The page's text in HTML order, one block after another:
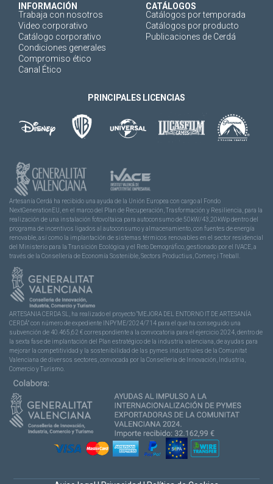
INFORMACIÓN
Trabaja con nosotros
Video corporativo
Catálogo corporativo
Condiciones generales
Compromiso ético
Canal Ético
CATÁLOGOS
Catálogos por temporada
Catálogos por producto
Publicaciones de Cerdá
PRINCIPALES LICENCIAS
Artesanía Cerdá ha recibido una ayuda de la Unión Europea con cargo al Fondo
NextGenerationEU, en el marco del Plan de Recuperación, Trasformación y Resiliencia, para la
realización de una instalación fotovoltaica para autoconsumo de 50kW/43,20kWp dentro del
programa de incentivos ligados al autoconsumo y almacenamiento, con fuentes de energía
renovable, así como la implantación de sistemas térmicos renovables en el sector residencial
del Ministerio para la Transición Ecológica y el Reto Demográfico, gestionado por el IVACE, a
través de la Consellería de Economía Sostenible, Sectors Productius, Comerç i Treball.
ARTESANIA CERDA SL, ha realizado el proyecto “MEJORA DEL ENTORNO IT DE ARTESANÍA
CERDÁ” con número de expediente INPYME/2024/714 para el que ha conseguido una
subvención de 40.465,62 € correspondiente a la convocatoria para el ejercicio 2024, dentro de
la sexta fase de implantación del Plan estratégico de la industria valenciana, de ayudas para
mejorar la competitividad y la sostenibilidad de las pymes industriales de la Comunitat
Valenciana de diversos sectores, convocada por la Conselleria de Innovación, Industria,
Comercio y Turismo.